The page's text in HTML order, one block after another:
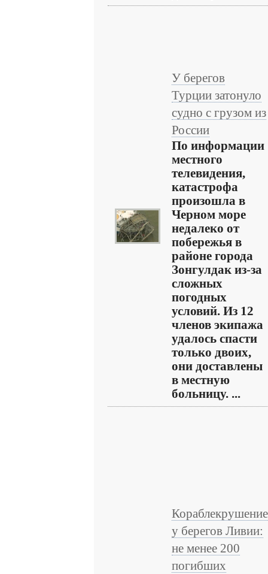
У берегов
Турции затонуло
судно с грузом из
России
По информации
местного
телевидения,
катастрофа
произошла в
Черном море
недалеко от
побережья в
районе города
Зонгулдак из-за
сложных
погодных
условий. Из 12
членов экипажа
удалось спасти
только двоих,
они доставлены
в местную
больницу. ...
Кораблекрушение
у берегов Ливии:
не менее 200
погибших